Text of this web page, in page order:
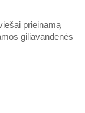
prieinamą
giliavandenės